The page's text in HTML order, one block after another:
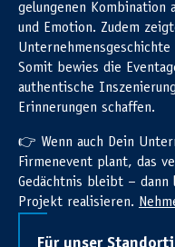
gelungenen Kombination
und Emotion. Zudem
Somit bewies die
authentische
Erinnerungen schaffen.
👉 Wenn auch Dein
Firmenevent plant, das
Gedächtnis bleibt – dann
Projekt realisieren.
Für unser